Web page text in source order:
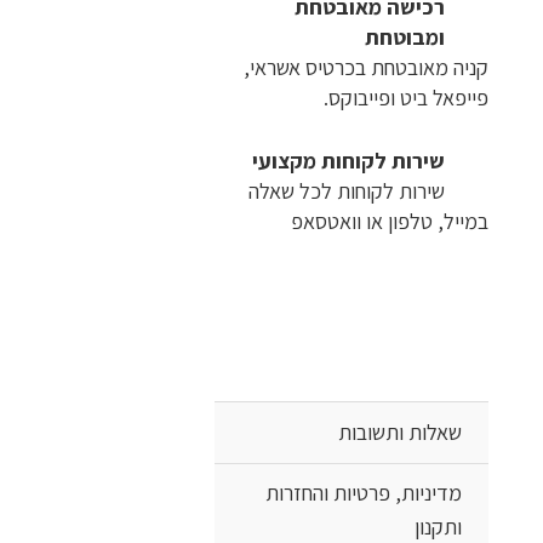
רכישה​ ​מאובטחת
ומבוטחת
קניה מאובטחת בכרטיס אשראי,
פייפאל ביט ופייבוקס.
שירות לקוחות מקצועי
שירות לקוחות לכל שאלה
במייל, טלפון או וואטסאפ
שאלות ותשובות
מדיניות, פרטיות והחזרות
ותקנון